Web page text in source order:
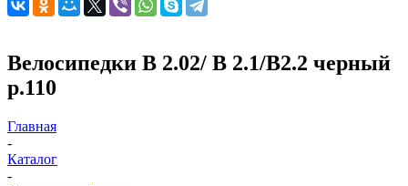
Велосипедки В 2.02/ В 2.1/В2.2 черный
р.110
Главная
-
Каталог
-